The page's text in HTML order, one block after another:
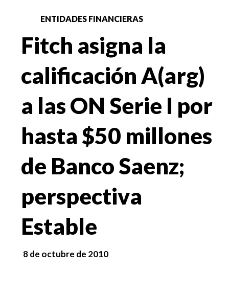
ENTIDADES FINANCIERAS
Fitch asigna la
calificación A(arg)
a las ON Serie I por
hasta $50 millones
de Banco Saenz;
perspectiva
Estable
8 de octubre de 2010